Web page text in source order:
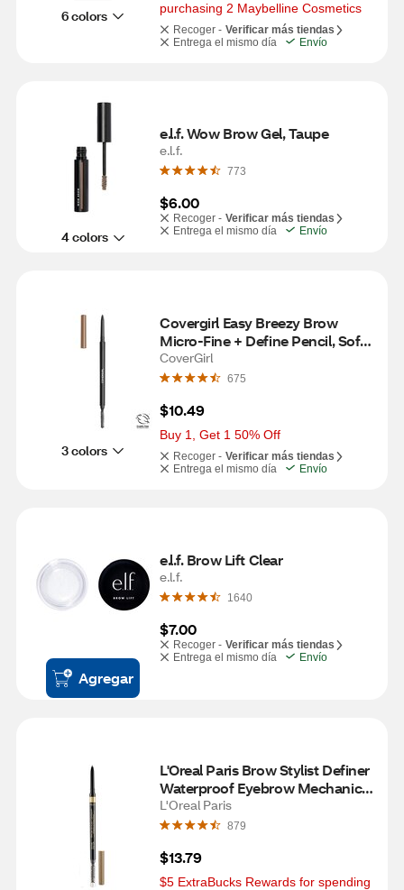
6 colors
purchasing 2 Maybelline Cosmetics
Recoger - Verificar más tiendas
Entrega el mismo día
Envío
4 colors
e.l.f. Wow Brow Gel, Taupe
e.l.f.
773
$6.00
Recoger - Verificar más tiendas
Entrega el mismo día
Envío
3 colors
Covergirl Easy Breezy Brow
Micro-Fine + Define Pencil, Soft
Brown
CoverGirl
675
$10.49
Buy 1, Get 1 50% Off
Recoger - Verificar más tiendas
Entrega el mismo día
Envío
Agregar
e.l.f. Brow Lift Clear
e.l.f.
1640
$7.00
Recoger - Verificar más tiendas
Entrega el mismo día
Envío
L'Oreal Paris Brow Stylist Definer
Waterproof Eyebrow Mechanical
Pencil, Light Blonde
L'Oreal Paris
879
$13.79
$5 ExtraBucks Rewards for spending